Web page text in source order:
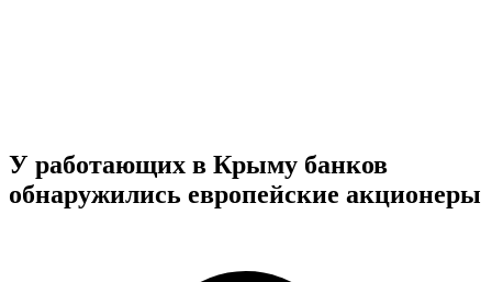
У работающих в Крыму банков
обнаружились европейские акционеры